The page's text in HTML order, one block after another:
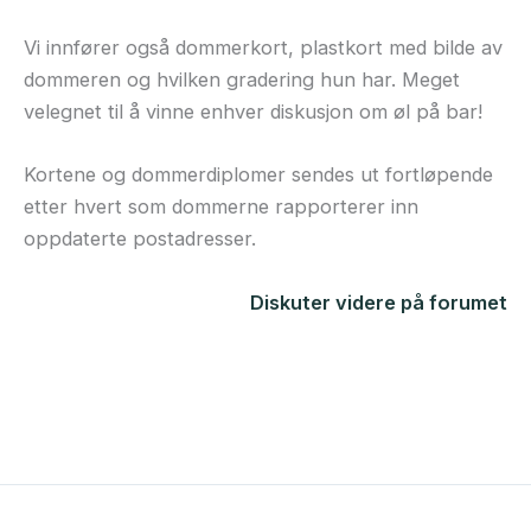
Vi innfører også dommerkort, plastkort med bilde av
dommeren og hvilken gradering hun har. Meget
velegnet til å vinne enhver diskusjon om øl på bar!
Kortene og dommerdiplomer sendes ut fortløpende
etter hvert som dommerne rapporterer inn
oppdaterte postadresser.
Diskuter videre på forumet